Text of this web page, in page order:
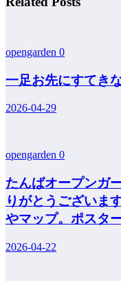
opengarden 0
一足お先にすてき
2026-04-29
opengarden 0
たんばオープンガ
りがとうございま
やマップ。ポスタ
2026-04-22